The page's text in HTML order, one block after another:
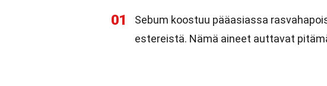
01
Sebum koostuu pääasiassa
estereistä. Nämä aineet auttavat